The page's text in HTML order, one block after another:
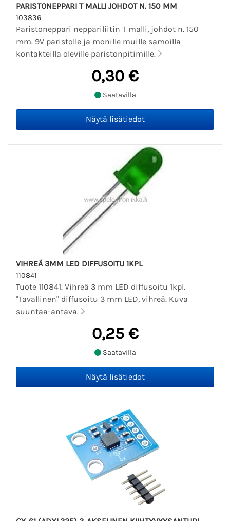
PARISTONEPPARI T MALLI JOHDOT N. 150 MM
103836
Paristoneppari neppariliitin T malli, johdot n. 150
mm. 9V paristolle ja monille muille samoilla
kontakteilla oleville paristonpitimille.
0,30 €
Saatavilla
VIHREÄ 3MM LED DIFFUSOITU 1KPL
110841
Tuote 110841. Vihreä 3 mm LED diffusoitu 1kpl.
"Tavallinen" diffusoitu 3 mm LED, vihreä. Kuva
suuntaa-antava.
0,25 €
Saatavilla